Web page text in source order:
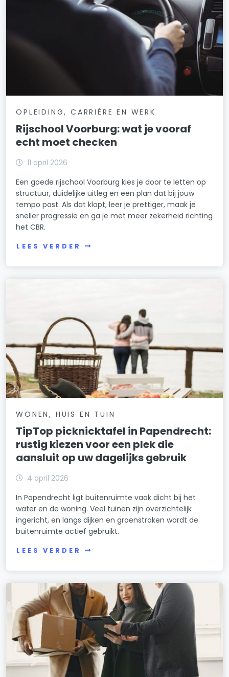
OPLEIDING, CARRIÈRE EN WERK
Rijschool Voorburg: wat je vooraf
echt moet checken
11 april 2026
Een goede rijschool Voorburg kies je door te letten op
structuur, duidelijke uitleg en een plan dat bij jouw
tempo past. Als dat klopt, leer je prettiger, maak je
sneller progressie en ga je met meer zekerheid richting
het CBR.
LEES VERDER
WONEN, HUIS EN TUIN
TipTop picknicktafel in Papendrecht:
rustig kiezen voor een plek die
aansluit op uw dagelijks gebruik
4 april 2026
In Papendrecht ligt buitenruimte vaak dicht bij het
water en de woning. Veel tuinen zijn overzichtelijk
ingericht, en langs dijken en groenstroken wordt de
buitenruimte actief gebruikt.
LEES VERDER